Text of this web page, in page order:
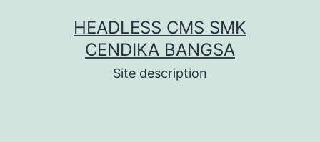
HEADLESS CMS SMK
CENDIKA BANGSA
Site description